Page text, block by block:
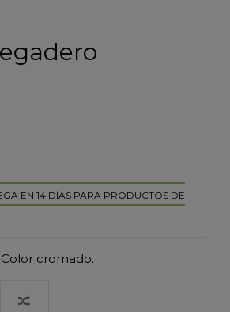
EN 14 DÍAS PARA PRODUCTOS DE
cromado.